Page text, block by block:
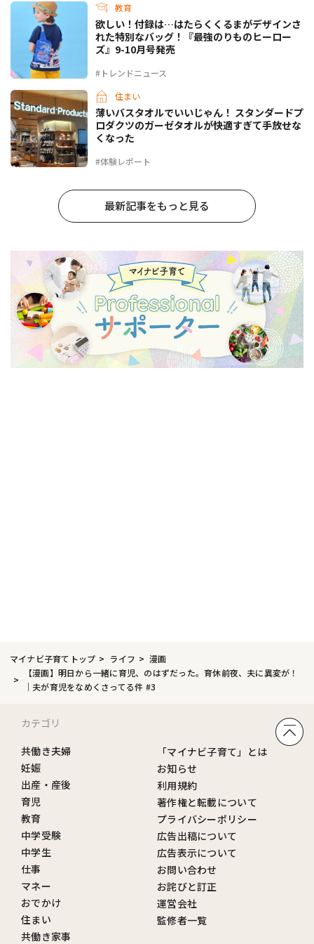
教育
#トレンドニュース
欲しい！付録は…はたらくくるまがデザインさ
れた特別なバッグ！『最強のりものヒーロー
ズ』9-10月号発売
住まい
#体験レポート
薄いバスタオルでいいじゃん！ スタンダードプ
ロダクツのガーゼタオルが快適すぎて手放せな
くなった
最新記事をもっと見る
マイナビ子育てトップ ライフ
漫画
【漫画】明日から一緒に育児、のはずだった。育休前夜、夫に異変が！
｜夫が育児をなめくさってる件 #3
カテゴリ
共働き夫婦
妊娠
出産・産後
育児
教育
中学受験
中学生
仕事
マネー
おでかけ
住まい
共働き家事
「マイナビ子育て」とは
お知らせ
利用規約
著作権と転載について
プライバシーポリシー
広告出稿について
広告表示について
お問い合わせ
お詫びと訂正
運営会社
監修者一覧